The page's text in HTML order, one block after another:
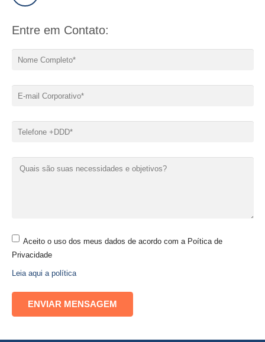
Entre em Contato:
Aceito o uso dos meus dados de acordo com a Poítica de
Privacidade
Leia aqui a política